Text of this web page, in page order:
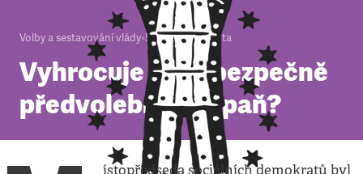
Volby a sestavování vlády•5. 5. 2010•1minuta
Vyhrocuje se nebezpečně
předvolební kampaň?
ístopředseda sociálních demokratů byl